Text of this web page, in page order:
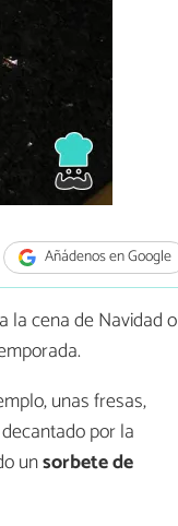
Añádenos en Google
la cena de Navidad o
unas fresas,
por la
unsorbete de